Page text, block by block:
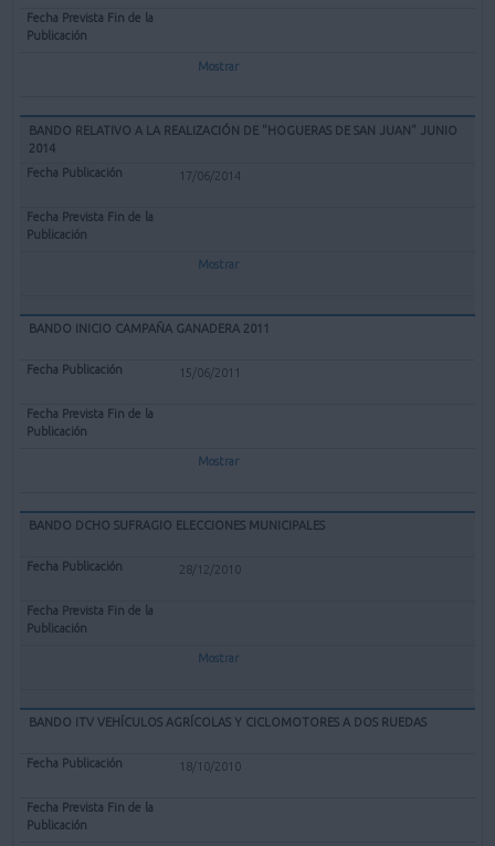
Mostrar
BANDO RELATIVO A LA REALIZACIÓN DE "HOGUERAS DE SAN JUAN" JUNIO
2014
17/06/2014
Mostrar
BANDO INICIO CAMPAÑA GANADERA 2011
15/06/2011
Mostrar
BANDO DCHO SUFRAGIO ELECCIONES MUNICIPALES
28/12/2010
Mostrar
BANDO ITV VEHÍCULOS AGRÍCOLAS Y CICLOMOTORES A DOS RUEDAS
18/10/2010